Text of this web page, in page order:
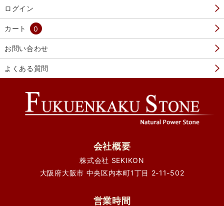
ログイン
カート 0
お問い合わせ
よくある質問
会社概要
株式会社 SEKIKON
大阪府大阪市 中央区内本町1丁目 2-11-502
営業時間